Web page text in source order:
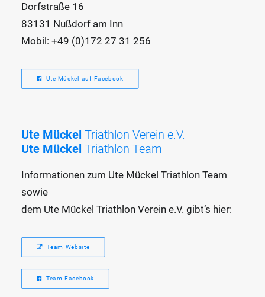
Dorfstraße 16
83131 Nußdorf am Inn
Mobil: +49 (0)172 27 31 256
Ute Mückel auf Facebook
Ute Mückel Triathlon Verein e.V.
Ute Mückel Triathlon Team
Informationen zum Ute Mückel Triathlon Team
sowie
dem Ute Mückel Triathlon Verein e.V. gibt’s hier:
Team Website
Team Facebook